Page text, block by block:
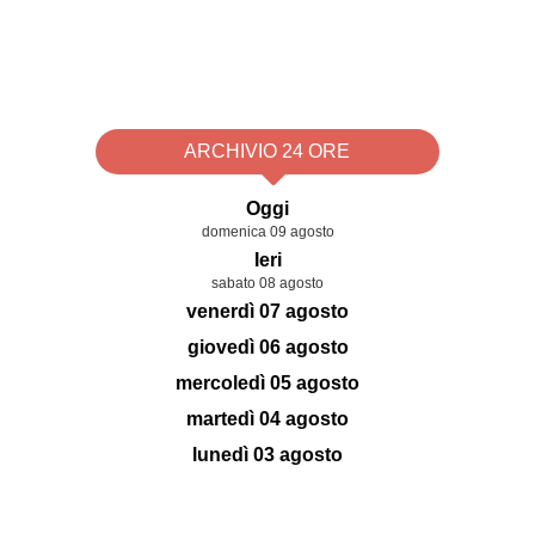
ARCHIVIO 24 ORE
Oggi
domenica 09 agosto
Ieri
sabato 08 agosto
venerdì 07 agosto
giovedì 06 agosto
mercoledì 05 agosto
martedì 04 agosto
lunedì 03 agosto